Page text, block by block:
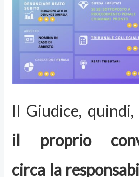
Il Giudice, quindi,
il proprio
circa la